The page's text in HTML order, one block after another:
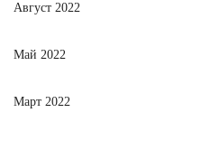
Август 2022
Май 2022
Март 2022